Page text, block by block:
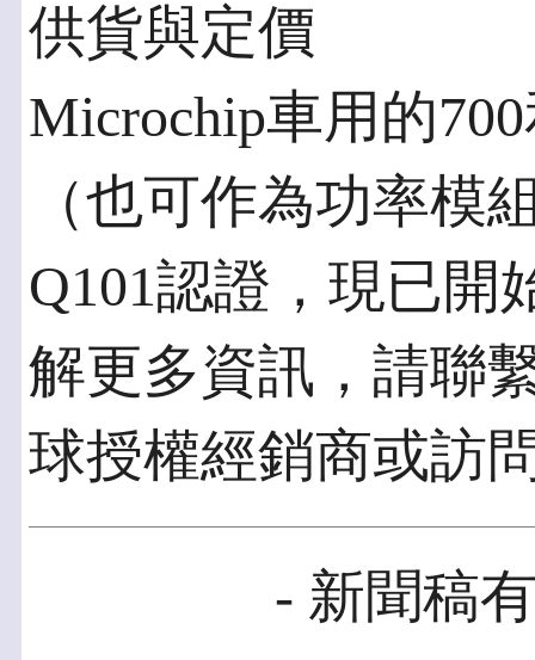
供貨與定價
Microchip車用的
（也可作為功率模
Q101認證，現已開
解更多資訊，請聯
球授權經銷商或訪
- 新聞稿